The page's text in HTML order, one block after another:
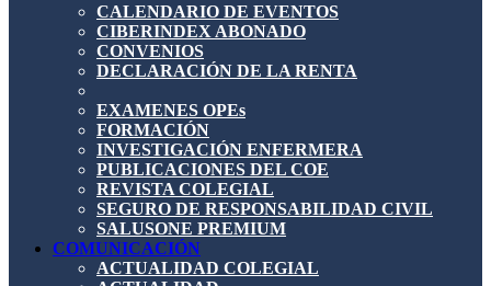
CALENDARIO DE EVENTOS
CIBERINDEX ABONADO
CONVENIOS
DECLARACIÓN DE LA RENTA
EXAMENES OPEs
FORMACIÓN
INVESTIGACIÓN ENFERMERA
PUBLICACIONES DEL COE
REVISTA COLEGIAL
SEGURO DE RESPONSABILIDAD CIVIL
SALUSONE PREMIUM
COMUNICACIÓN
ACTUALIDAD COLEGIAL